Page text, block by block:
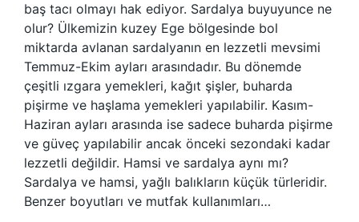
baş tacı olmayı hak ediyor. Sardalya buyuyunce ne
olur? Ülkemizin kuzey Ege bölgesinde bol
miktarda avlanan sardalyanın en lezzetli mevsimi
Temmuz-Ekim ayları arasındadır. Bu dönemde
çeşitli ızgara yemekleri, kağıt şişler, buharda
pişirme ve haşlama yemekleri yapılabilir. Kasım-
Haziran ayları arasında ise sadece buharda pişirme
ve güveç yapılabilir ancak önceki sezondaki kadar
lezzetli değildir. Hamsi ve sardalya aynı mı?
Sardalya ve hamsi, yağlı balıkların küçük türleridir.
Benzer boyutları ve mutfak kullanımları…